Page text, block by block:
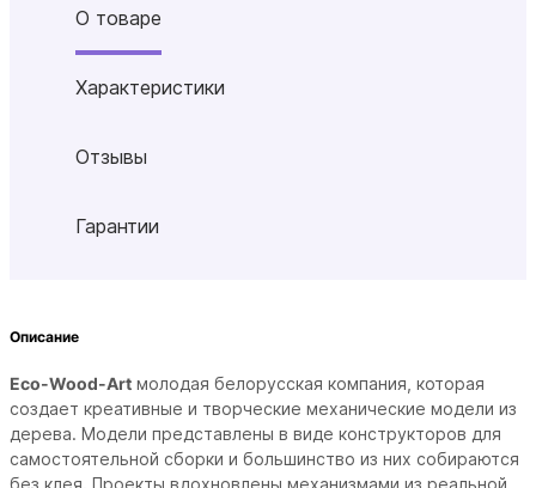
О товаре
Характеристики
Отзывы
Гарантии
Описание
Eco-Wood-Art молодая белорусская компания, которая
создает креативные и творческие механические модели из
дерева. Модели представлены в виде конструкторов для
самостоятельной сборки и большинство из них собираются
без клея. Проекты вдохновлены механизмами из реальной